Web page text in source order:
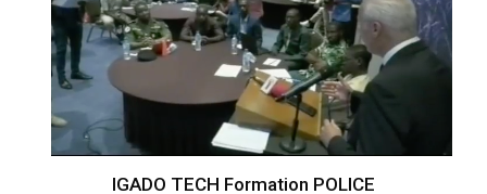
IGADO TECH Formation POLICE